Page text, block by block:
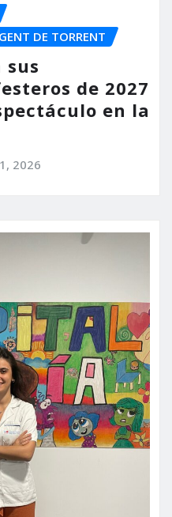
GENT DE TORRENT
sus
de 2027
en la
2026